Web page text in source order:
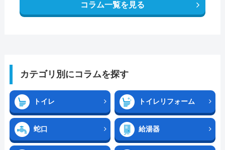
コラム一覧を見る
カテゴリ別にコラムを探す
トイレ トイレリフォーム
蛇口 給湯器